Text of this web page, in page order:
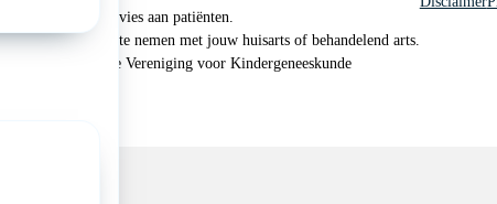
geen medisch advies aan patiënten.
je om contact op te nemen met jouw huisarts of behandelend arts.
Nederlandse Vereniging voor Kindergeneeskunde